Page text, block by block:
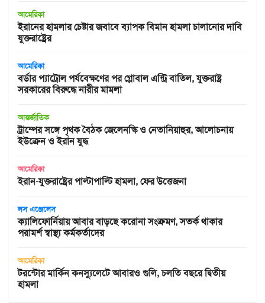
আমেরিকা
ইরানের হামলার চেষ্টার জবাবে ব্যাপক বিমান হামলা চালানোর দাবি
যুক্তরাষ্ট্রের
আমেরিকা
বর্ডার প্যাট্রোল পর্যবেক্ষণের পর গ্লোবাল এন্ট্রি বাতিল, যুক্তরাষ্ট্র
সরকারের বিরুদ্ধে নারীর মামলা
আন্তর্জাতিক
ট্রাম্পের সঙ্গে পৃথক বৈঠক জেলেনস্কি ও নেতানিয়াহুর, আলোচনায়
ইউক্রেন ও ইরান যুদ্ধ
আমেরিকা
ইরান-যুক্তরাষ্ট্রের পাল্টাপাল্টি হামলা, ফের উত্তেজনা
লস এঞ্জেলেস
ক্যালিফোর্নিয়ায় আবার বাড়ছে করোনা সংক্রমণ, সতর্ক থাকার
পরামর্শ স্বাস্থ্য কর্মকর্তাদের
আমেরিকা
টরন্টোর মার্কিন কনস্যুলেটে আবারও গুলি, চলতি বছরে দ্বিতীয়
হামলা